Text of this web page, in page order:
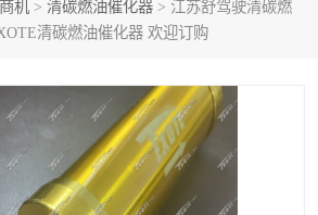
机 > 清碳燃油催化器 > 江苏舒驾驶清碳燃
清碳燃油催化器 欢迎订购
CPMR全智能防垢除垢节
碳装置
垢防蜡 物理防垢器生产制造商
防蜡除蜡
锅炉除垢